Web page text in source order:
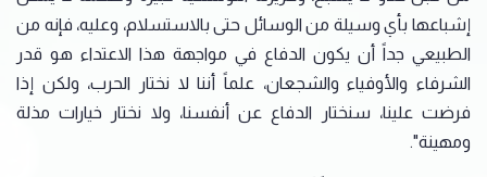
إشباعها بأي وسيلة من الوسائل حتى بالاستسلام، وعليه، فإنه من
الطبيعي جداً أن يكون الدفاع في مواجهة هذا الاعتداء هو قدر
الشرفاء والأوفياء والشجعان، علماً أننا لا نختار الحرب، ولكن إذا
فرضت علينا، سنختار الدفاع عن أنفسنا، ولا نختار خيارات مذلة
ومهينة".